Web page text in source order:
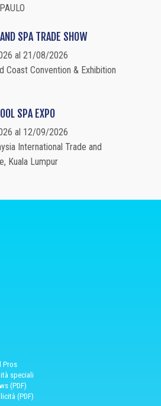
SPA TRADE SHOW
al 21/08/2026
Coast Convention & Exhibition
SPA EXPO
al 12/09/2026
International Trade and
Kuala Lumpur
Pros
speciali
(PDF)
(PDF)